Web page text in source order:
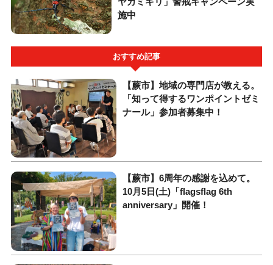
施中
おすすめ記事
【蕨市】地域の専門店が教える。
「知って得するワンポイントゼミ
ナール」参加者募集中！
【蕨市】6周年の感謝を込めて。
10月5日(土)「flagsflag 6th
anniversary」開催！